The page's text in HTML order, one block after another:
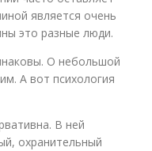
является очень
это разные люди.
О небольшой
А вот психология
В ней
охранительный